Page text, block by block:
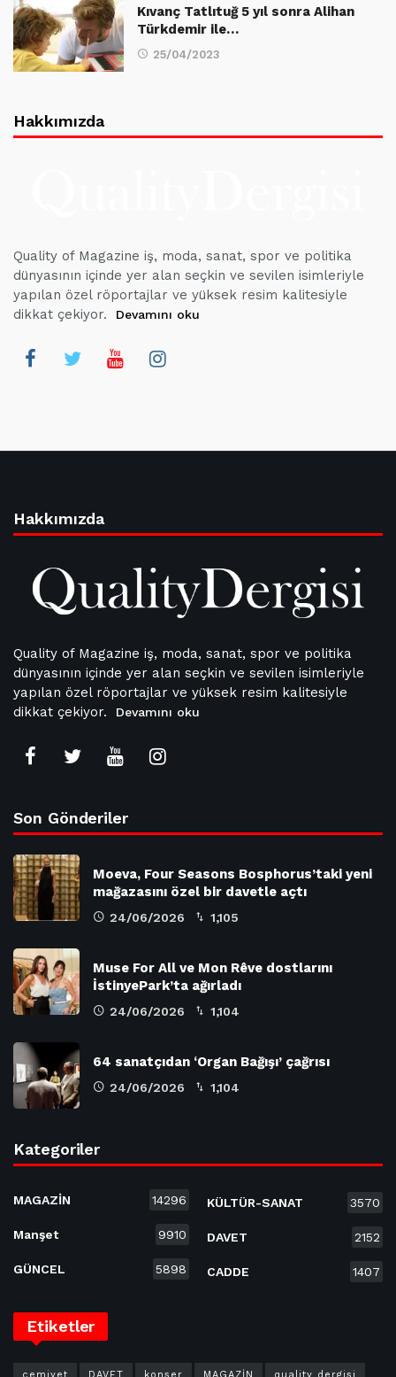
Kıvanç Tatlıtuğ 5 yıl sonra Alihan
Türkdemir ile…
25/04/2023
Hakkımızda
Quality of Magazine iş, moda, sanat, spor ve politika
dünyasının içinde yer alan seçkin ve sevilen isimleriyle
yapılan özel röportajlar ve yüksek resim kalitesiyle
dikkat çekiyor.
Devamını oku
Hakkımızda
Quality of Magazine iş, moda, sanat, spor ve politika
dünyasının içinde yer alan seçkin ve sevilen isimleriyle
yapılan özel röportajlar ve yüksek resim kalitesiyle
dikkat çekiyor.
Devamını oku
Son Gönderiler
Moeva, Four Seasons Bosphorus’taki yeni
mağazasını özel bir davetle açtı
24/06/2026 1,105
Muse For All ve Mon Rêve dostlarını
İstinyePark’ta ağırladı
24/06/2026 1,104
64 sanatçıdan ‘Organ Bağışı’ çağrısı
24/06/2026 1,104
Kategoriler
MAGAZİN 14296
Manşet 9910
GÜNCEL 5898
KÜLTÜR-SANAT 3570
DAVET 2152
CADDE 1407
Etiketler